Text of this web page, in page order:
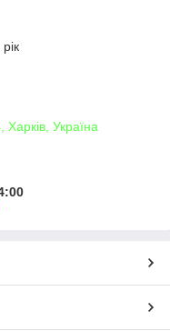
Україна